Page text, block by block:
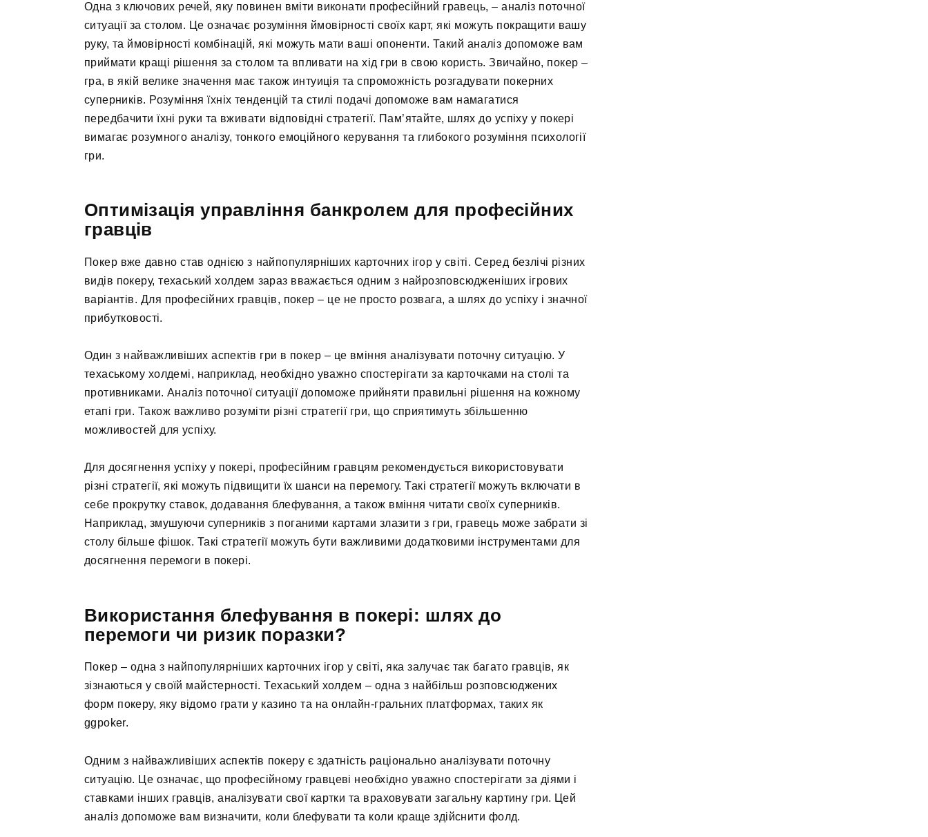
Одна з ключових речей, яку повинен вміти виконати професійний гравець, – аналіз поточної
ситуації за столом. Це означає розуміння ймовірності своїх карт, які можуть покращити вашу
руку, та ймовірності комбінацій, які можуть мати ваші опоненти. Такий аналіз допоможе вам
приймати кращі рішення за столом та впливати на хід гри в свою користь. Звичайно, покер –
гра, в якій велике значення має також интуиція та спроможність розгадувати покерних
суперників. Розуміння їхніх тенденцій та стилі подачі допоможе вам намагатися
передбачити їхні руки та вживати відповідні стратегії. Пам’ятайте, шлях до успіху у покері
вимагає розумного аналізу, тонкого емоційного керування та глибокого розуміння психології
гри.
Оптимізація управління банкролем для професійних
гравців
Покер вже давно став однією з найпопулярніших карточних ігор у світі. Серед безлічі різних
видів покеру, техаський холдем зараз вважається одним з найрозповсюдженіших ігрових
варіантів. Для професійних гравців, покер – це не просто розвага, а шлях до успіху і значної
прибутковості.
Один з найважливіших аспектів гри в покер – це вміння аналізувати поточну ситуацію. У
техаському холдемі, наприклад, необхідно уважно спостерігати за карточками на столі та
противниками. Аналіз поточної ситуації допоможе прийняти правильні рішення на кожному
етапі гри. Також важливо розуміти різні стратегії гри, що сприятимуть збільшенню
можливостей для успіху.
Для досягнення успіху у покері, професійним гравцям рекомендується використовувати
різні стратегії, які можуть підвищити їх шанси на перемогу. Такі стратегії можуть включати в
себе прокрутку ставок, додавання блефування, а також вміння читати своїх суперників.
Наприклад, змушуючи суперників з поганими картами злазити з гри, гравець може забрати зі
столу більше фішок. Такі стратегії можуть бути важливими додатковими інструментами для
досягнення перемоги в покері.
Використання блефування в покері: шлях до
перемоги чи ризик поразки?
Покер – одна з найпопулярніших карточних ігор у світі, яка залучає так багато гравців, як
зізнаються у своїй майстерності. Техаський холдем – одна з найбільш розповсюджених
форм покеру, яку відомо грати у казино та на онлайн-гральних платформах, таких як
ggpoker.
Одним з найважливіших аспектів покеру є здатність раціонально аналізувати поточну
ситуацію. Це означає, що професійному гравцеві необхідно уважно спостерігати за діями і
ставками інших гравців, аналізувати свої картки та враховувати загальну картину гри. Цей
аналіз допоможе вам визначити, коли блефувати та коли краще здійснити фолд.